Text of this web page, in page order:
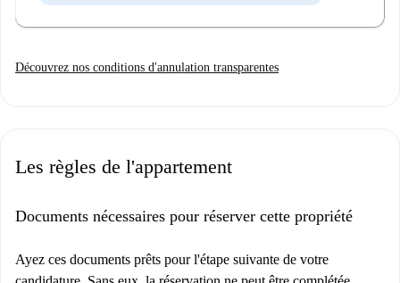
Découvrez nos conditions d'annulation transparentes
Les règles de l'appartement
Documents nécessaires pour réserver cette propriété
Ayez ces documents prêts pour l'étape suivante de votre